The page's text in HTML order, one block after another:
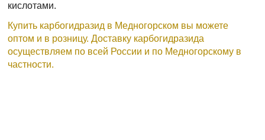
кислотами.
Купить карбогидразид в Медногорском вы можете
оптом и в розницу. Доставку карбогидразида
осуществляем по всей России и по Медногорскому в
частности.